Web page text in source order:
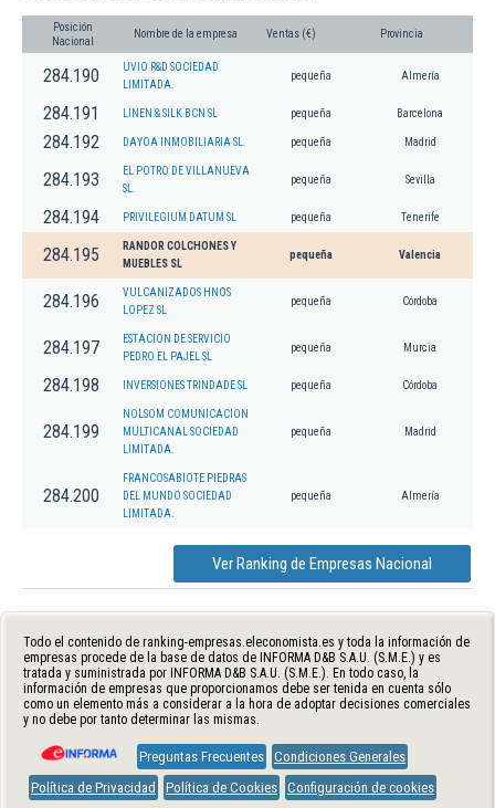
Posición
Nacional
Nombre de la empresa Ventas (€) Provincia
284.190
UVIO R&D SOCIEDAD
LIMITADA.
pequeña Almería
284.191 LINEN & SILK BCN SL pequeña Barcelona
284.192 DAYOA INMOBILIARIA SL. pequeña Madrid
284.193
EL POTRO DE VILLANUEVA
SL.
pequeña Sevilla
284.194 PRIVILEGIUM DATUM SL pequeña Tenerife
284.195
RANDOR COLCHONES Y
MUEBLES SL
pequeña Valencia
284.196
VULCANIZADOS HNOS
LOPEZ SL
pequeña Córdoba
284.197
ESTACION DE SERVICIO
PEDRO EL PAJEL SL
pequeña Murcia
284.198 INVERSIONES TRINDADE SL pequeña Córdoba
284.199
NOLSOM COMUNICACION
MULTICANAL SOCIEDAD
LIMITADA.
pequeña Madrid
284.200
FRANCOSABIOTE PIEDRAS
DEL MUNDO SOCIEDAD
LIMITADA.
pequeña Almería
Ver Ranking de Empresas Nacional
Todo el contenido de ranking-empresas.eleconomista.es y toda la información de
empresas procede de la base de datos de INFORMA D&B S.A.U. (S.M.E.) y es
tratada y suministrada por INFORMA D&B S.A.U. (S.M.E.). En todo caso, la
información de empresas que proporcionamos debe ser tenida en cuenta sólo
como un elemento más a considerar a la hora de adoptar decisiones comerciales
y no debe por tanto determinar las mismas.
Preguntas Frecuentes Condiciones Generales
Política de Privacidad
Política de Cookies Configuración de cookies